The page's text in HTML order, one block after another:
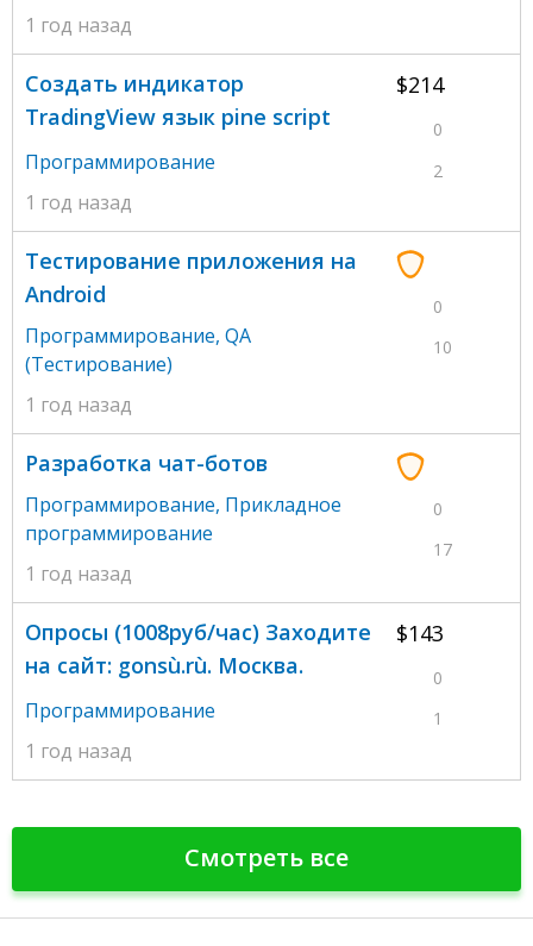
1 год назад
$214
0
2
Создать индикатор
TradingView язык pine script
Программирование
1 год назад
0
10
Тестирование приложения на
Android
Программирование, QA
(Тестирование)
1 год назад
0
17
Разработка чат-ботов
Программирование, Прикладное
программирование
1 год назад
$143
0
1
Oпpocы (1008pyб/чaс) Заходитe
на сaйт: gonsù.rù. Москва.
Программирование
1 год назад
Смотреть все